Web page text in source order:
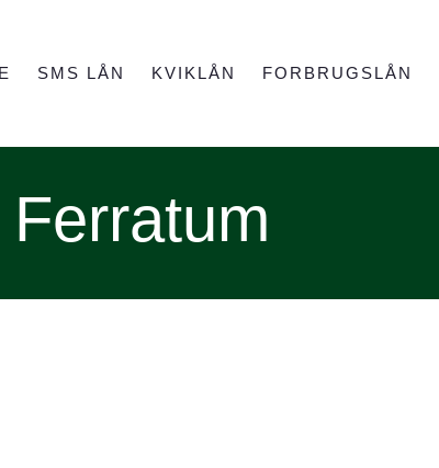
SMS LÅN KVIKLÅN FORBRUGSLÅN
Ferratum